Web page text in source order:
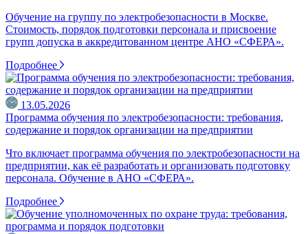
Обучение на группу по электробезопасности в Москве.
Стоимость, порядок подготовки персонала и присвоение
групп допуска в аккредитованном центре АНО «СФЕРА».
Подробнее
13.05.2026
Программа обучения по электробезопасности: требования,
содержание и порядок организации на предприятии
Что включает программа обучения по электробезопасности на
предприятии, как её разработать и организовать подготовку
персонала. Обучение в АНО «СФЕРА».
Подробнее